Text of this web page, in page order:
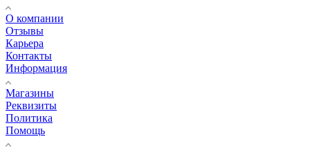
О компании
Отзывы
Карьера
Контакты
Информация
Магазины
Реквизиты
Политика
Помощь